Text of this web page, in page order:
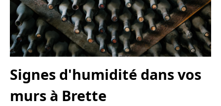
Signes d'humidité dans vos
murs à Brette